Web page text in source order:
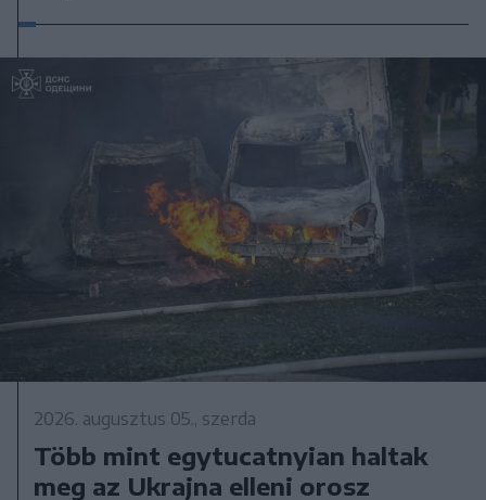
2026. augusztus 05., szerda
Több mint egytucatnyian haltak
meg az Ukrajna elleni orosz